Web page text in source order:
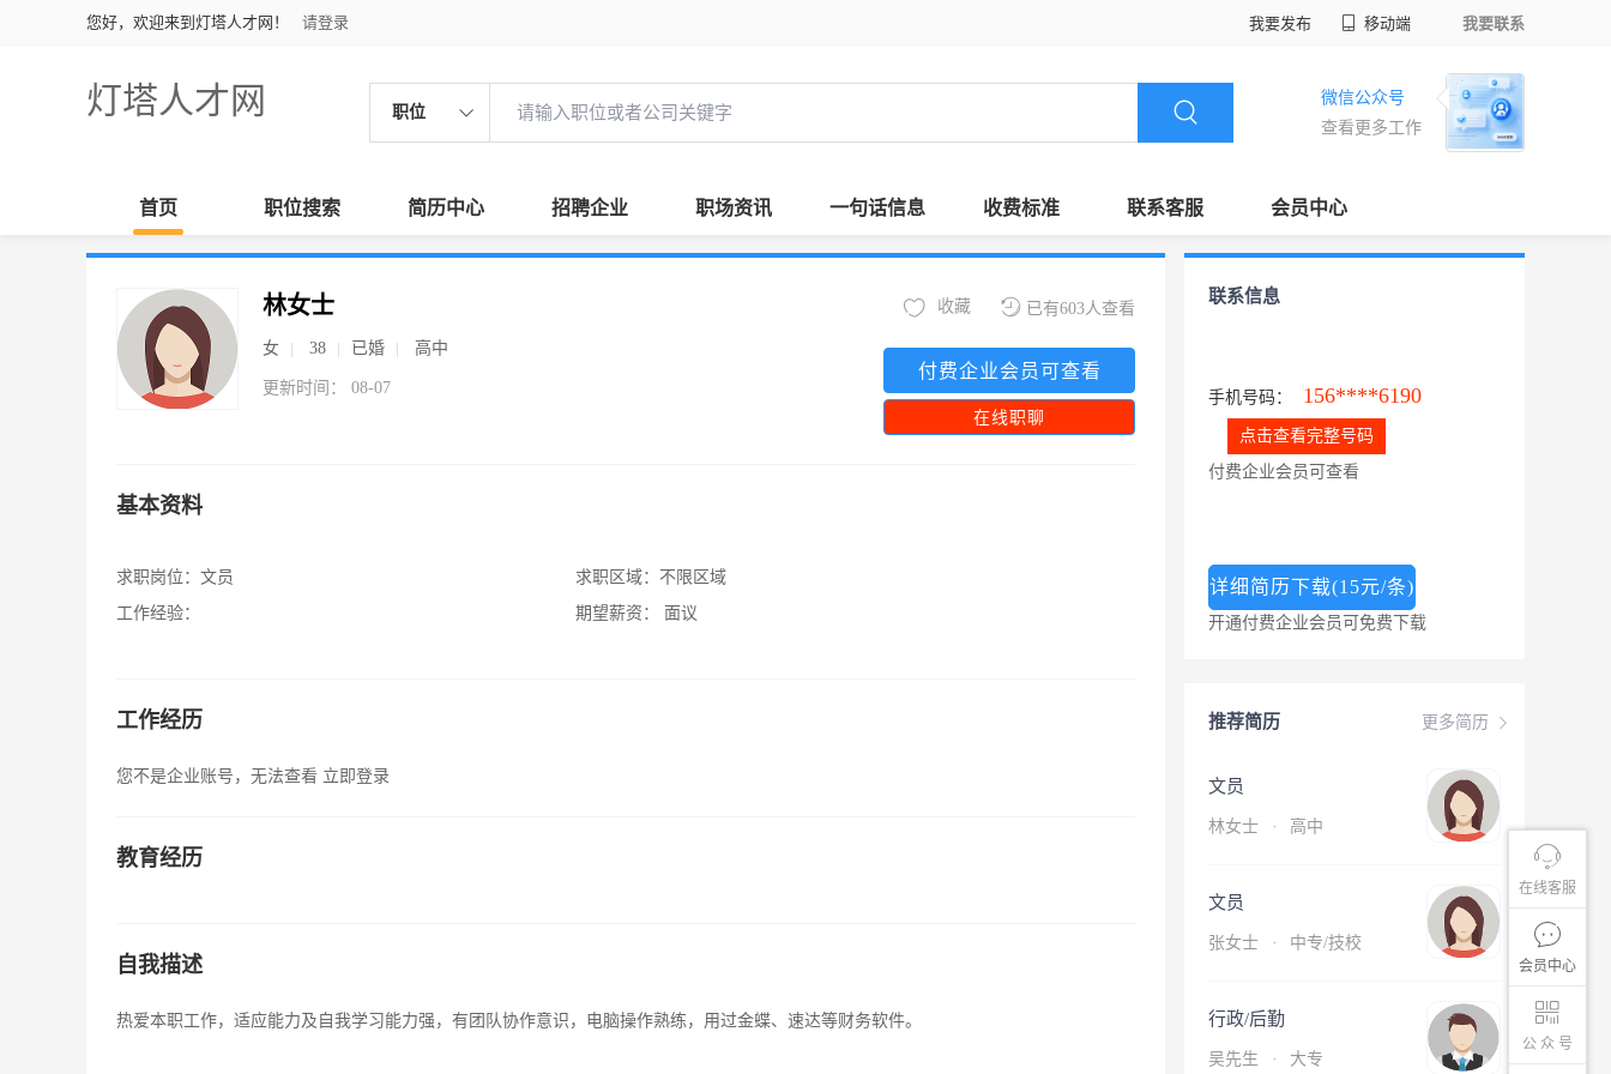
您好，欢迎来到灯塔人才网！ 请登录 我要发布 移动端 我要联系
灯塔人才网 职位
微信公众号
查看更多工作
首页 职位搜索 简历中心 招聘企业 职场资讯 一句话信息 收费标准 联系客服 会员中心
在线客服
会员中心
公 众 号
林女士
女 38 已婚 高中
更新时间： 08-07
已有603人查看
收藏
付费企业会员可查看
在线职聊
基本资料
求职岗位： 文员
工作经验：
求职区域： 不限区域
期望薪资：
面议
工作经历
您不是企业账号，无法查看 立即登录
教育经历
自我描述
热爱本职工作，适应能力及自我学习能力强，有团队协作意识，电脑操作熟练，用过金蝶、速达等财务软件。
联系信息
手机号码： 156****6190
点击查看完整号码
付费企业会员可查看
详细简历下载(15元/条)
开通付费企业会员可免费下载
更多简历
推荐简历
文员
林女士 · 高中
文员
张女士 · 中专/技校
行政/后勤
吴先生 · 大专